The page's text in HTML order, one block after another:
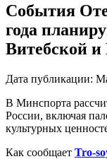
События
года
Витебской
Дата публикации:
В Минспорта
России, включая
культурных
Как сообщает Tro-